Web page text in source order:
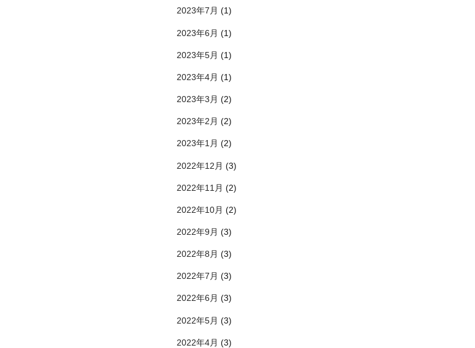
2023年7月 (1)
2023年6月 (1)
2023年5月 (1)
2023年4月 (1)
2023年3月 (2)
2023年2月 (2)
2023年1月 (2)
2022年12月 (3)
2022年11月 (2)
2022年10月 (2)
2022年9月 (3)
2022年8月 (3)
2022年7月 (3)
2022年6月 (3)
2022年5月 (3)
2022年4月 (3)